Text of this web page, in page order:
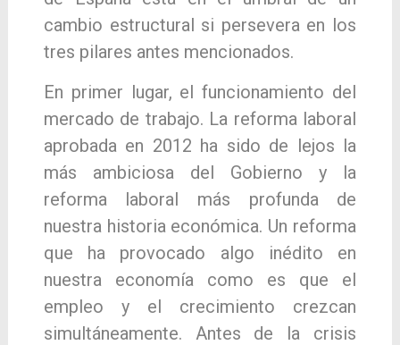
cambio estructural si persevera en los
tres pilares antes mencionados.
En primer lugar, el funcionamiento del
mercado de trabajo. La reforma laboral
aprobada en 2012 ha sido de lejos la
más ambiciosa del Gobierno y la
reforma laboral más profunda de
nuestra historia económica. Un reforma
que ha provocado algo inédito en
nuestra economía como es que el
empleo y el crecimiento crezcan
simultáneamente. Antes de la crisis